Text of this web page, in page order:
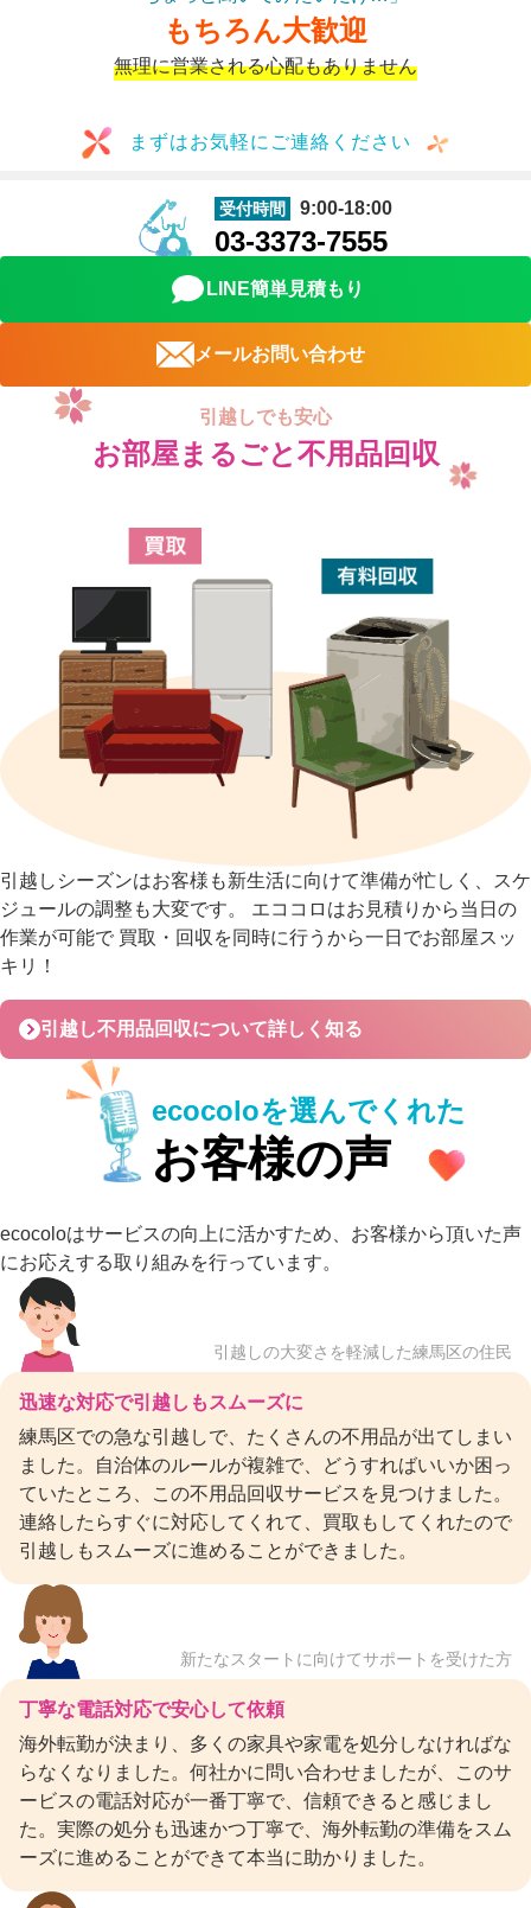
もちろん大歓迎
無理に営業される心配もありません
まずはお気軽にご連絡ください
受付時間 9:00-18:00
03-3373-7555
LINE簡単見積もり
メールお問い合わせ
引越しでも安心
お部屋まるごと不用品回収
引越しシーズンはお客様も新生活に向けて準備が忙しく、スケ
ジュールの調整も大変です。 エココロはお見積りから当日の
作業が可能で 買取・回収を同時に行うから一日でお部屋スッ
キリ！
引越し不用品回収について詳しく知る
ecocoloを選んでくれた
お客様の声
ecocoloはサービスの向上に活かすため、お客様から頂いた声
にお応えする取り組みを行っています。
迅速な対応で引越しもスムーズに
練馬区での急な引越しで、たくさんの不用品が出てしまい
ました。自治体のルールが複雑で、どうすればいいか困っ
ていたところ、この不用品回収サービスを見つけました。
連絡したらすぐに対応してくれて、買取もしてくれたので
引越しもスムーズに進めることができました。
引越しの大変さを軽減した練馬区の住民
丁寧な電話対応で安心して依頼
海外転勤が決まり、多くの家具や家電を処分しなければな
らなくなりました。何社かに問い合わせましたが、このサ
ービスの電話対応が一番丁寧で、信頼できると感じまし
た。実際の処分も迅速かつ丁寧で、海外転勤の準備をスム
ーズに進めることができて本当に助かりました。
新たなスタートに向けてサポートを受けた方